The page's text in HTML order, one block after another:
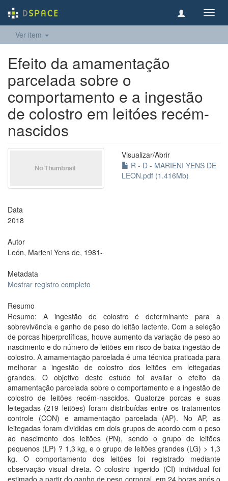
Ver item
Efeito da amamentação
parcelada sobre o
comportamento e a ingestão
de colostro em leitóes recém-
nascidos
Visualizar/Abrir
R - D - MARIENI YENS DE
LEON.pdf (1.416Mb)
Data
2018
Autor
León, Marieni Yens de, 1981-
Metadata
Mostrar registro completo
Resumo
Resumo: A ingestão de colostro é determinante para a
sobrevivência e ganho de peso do leitão lactente. Com a seleção
de porcas hiperprolíficas, houve aumento da variação de peso ao
nascimento e do número de leitões em risco de baixa ingestão de
colostro. A amamentação parcelada é uma técnica praticada para
melhorar a ingestão de colostro dos leitões em leitegadas
grandes. O objetivo deste estudo foi avaliar o efeito da
amamentação parcelada sobre o comportamento e a ingestão de
colostro de leitões recém-nascidos. Quatorze porcas e suas
leitegadas (219 leitões) foram distribuídas entre os tratamentos
controle (CON) e amamentação parcelada (AP). No AP, as
leitegadas foram divididas em dois grupos de acordo com o peso
ao nascimento dos leitões (PN), sendo o grupo de leitões
pequenos (LP) ? 1,3 kg, e o grupo de leitões grandes (LG) > 1,3
kg. O comportamento dos leitões foi registrado mediante
observação visual direta. O colostro ingerido (CI) individual foi
estimado a partir do ganho de peso corporal, em 24 horas após o